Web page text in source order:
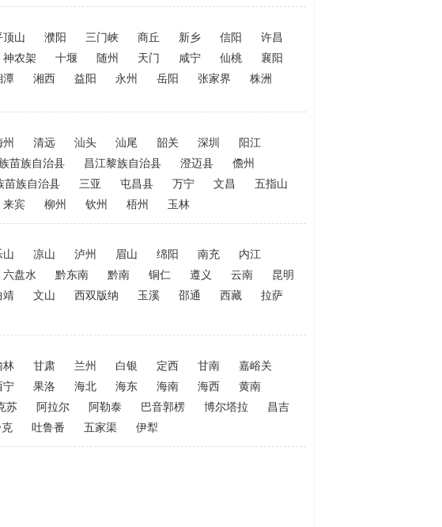
顶山 濮阳 三门峡 商丘 新乡 信阳
许昌
神农架 十堰 随州 天门 咸宁 仙桃
襄阳
潭 湘西 益阳 永州 岳阳 张家界 株洲
州 清远 汕头 汕尾 韶关 深圳
阳江
苗族自治县 昌江黎族自治县 澄迈县
儋州
苗族自治县 三亚 屯昌县 万宁 文昌
五指山
来宾 柳州 钦州 梧州 玉林
山 凉山 泸州 眉山 绵阳 南充
内江
六盘水 黔东南 黔南 铜仁 遵义 云南
昆明
靖 文山 西双版纳 玉溪 邵通 西藏
拉萨
林 甘肃 兰州 白银 定西 甘南
嘉峪关
宁 果洛 海北 海东 海南 海西
黄南
苏 阿拉尔 阿勒泰 巴音郭楞 博尔塔拉
昌吉
克 吐鲁番 五家渠 伊犁